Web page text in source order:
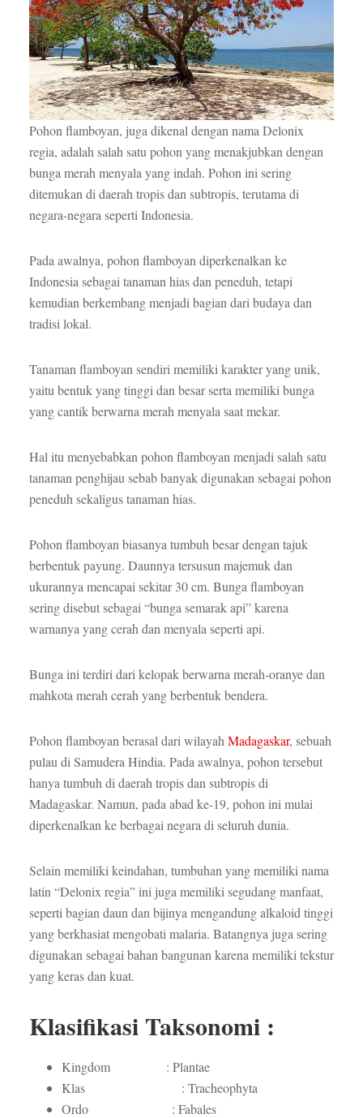
Pohon flamboyan, juga dikenal dengan nama Delonix
regia, adalah salah satu pohon yang menakjubkan dengan
bunga merah menyala yang indah. Pohon ini sering
ditemukan di daerah tropis dan subtropis, terutama di
negara-negara seperti Indonesia.
Pada awalnya, pohon flamboyan diperkenalkan ke
Indonesia sebagai tanaman hias dan peneduh, tetapi
kemudian berkembang menjadi bagian dari budaya dan
tradisi lokal.
Tanaman flamboyan sendiri memiliki karakter yang unik,
yaitu bentuk yang tinggi dan besar serta memiliki bunga
yang cantik berwarna merah menyala saat mekar.
Hal itu menyebabkan pohon flamboyan menjadi salah satu
tanaman penghijau sebab banyak digunakan sebagai pohon
peneduh sekaligus tanaman hias.
Pohon flamboyan biasanya tumbuh besar dengan tajuk
berbentuk payung. Daunnya tersusun majemuk dan
ukurannya mencapai sekitar 30 cm. Bunga flamboyan
sering disebut sebagai “bunga semarak api” karena
warnanya yang cerah dan menyala seperti api.
Bunga ini terdiri dari kelopak berwarna merah-oranye dan
mahkota merah cerah yang berbentuk bendera.
Pohon flamboyan berasal dari wilayah Madagaskar, sebuah
pulau di Samudera Hindia. Pada awalnya, pohon tersebut
hanya tumbuh di daerah tropis dan subtropis di
Madagaskar. Namun, pada abad ke-19, pohon ini mulai
diperkenalkan ke berbagai negara di seluruh dunia.
Selain memiliki keindahan, tumbuhan yang memiliki nama
latin “Delonix regia” ini juga memiliki segudang manfaat,
seperti bagian daun dan bijinya mengandung alkaloid tinggi
yang berkhasiat mengobati malaria. Batangnya juga sering
digunakan sebagai bahan bangunan karena memiliki tekstur
yang keras dan kuat.
Klasifikasi Taksonomi :
Kingdom : Plantae
Klas : Tracheophyta
Ordo : Fabales